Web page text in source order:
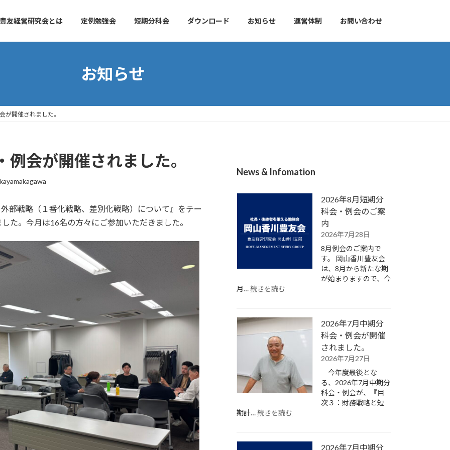
豊友経営研究会とは 定例勉強会 短期分科会 ダウンロード お知らせ 運営体制 お問い合わせ
お知らせ
が開催されました。
会が開催されました。
戦略（１番化戦略、差別化戦略）について』をテー
た。今月は16名の方々にご参加いただきました。
News & Infomation
2026年8月短期分
科会・例会のご案
内
2026年7月28日
8月例会のご案内で
す。 岡山香川豊友会
は、8月から新たな期
が始まりますので、今
月…続きを読む
2026
月
短
分
科
会・
例
会
ご
2026年7月中期分
科会・例会が開催
されました。
2026年7月27日
今年度最後とな
る、2026年7月中期分
科会・例会が、『目
次３：財務戦略と短
期計…続きを読む
2026
2026年7月中期分